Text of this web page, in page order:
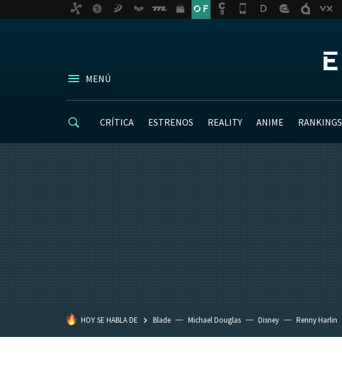
MENÚ
CRÍTICA ESTRENOS REALITY ANIME
HOY SE HABLA DE Blade Michael Douglas Disney Renny Harlin